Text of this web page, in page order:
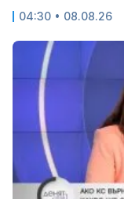
04:30 • 08.08.26